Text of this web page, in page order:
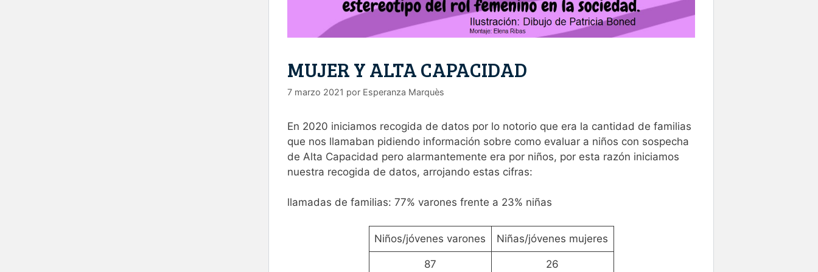
MUJER Y ALTA CAPACIDAD
7 marzo 2021 por Esperanza Marquès
En 2020 iniciamos recogida de datos por lo notorio que era la cantidad de familias
que nos llamaban pidiendo información sobre como evaluar a niños con sospecha
de Alta Capacidad pero alarmantemente era por niños, por esta razón iniciamos
nuestra recogida de datos, arrojando estas cifras:
llamadas de familias: 77% varones frente a 23% niñas
Niños/jóvenes varones Niñas/jóvenes mujeres
87 26